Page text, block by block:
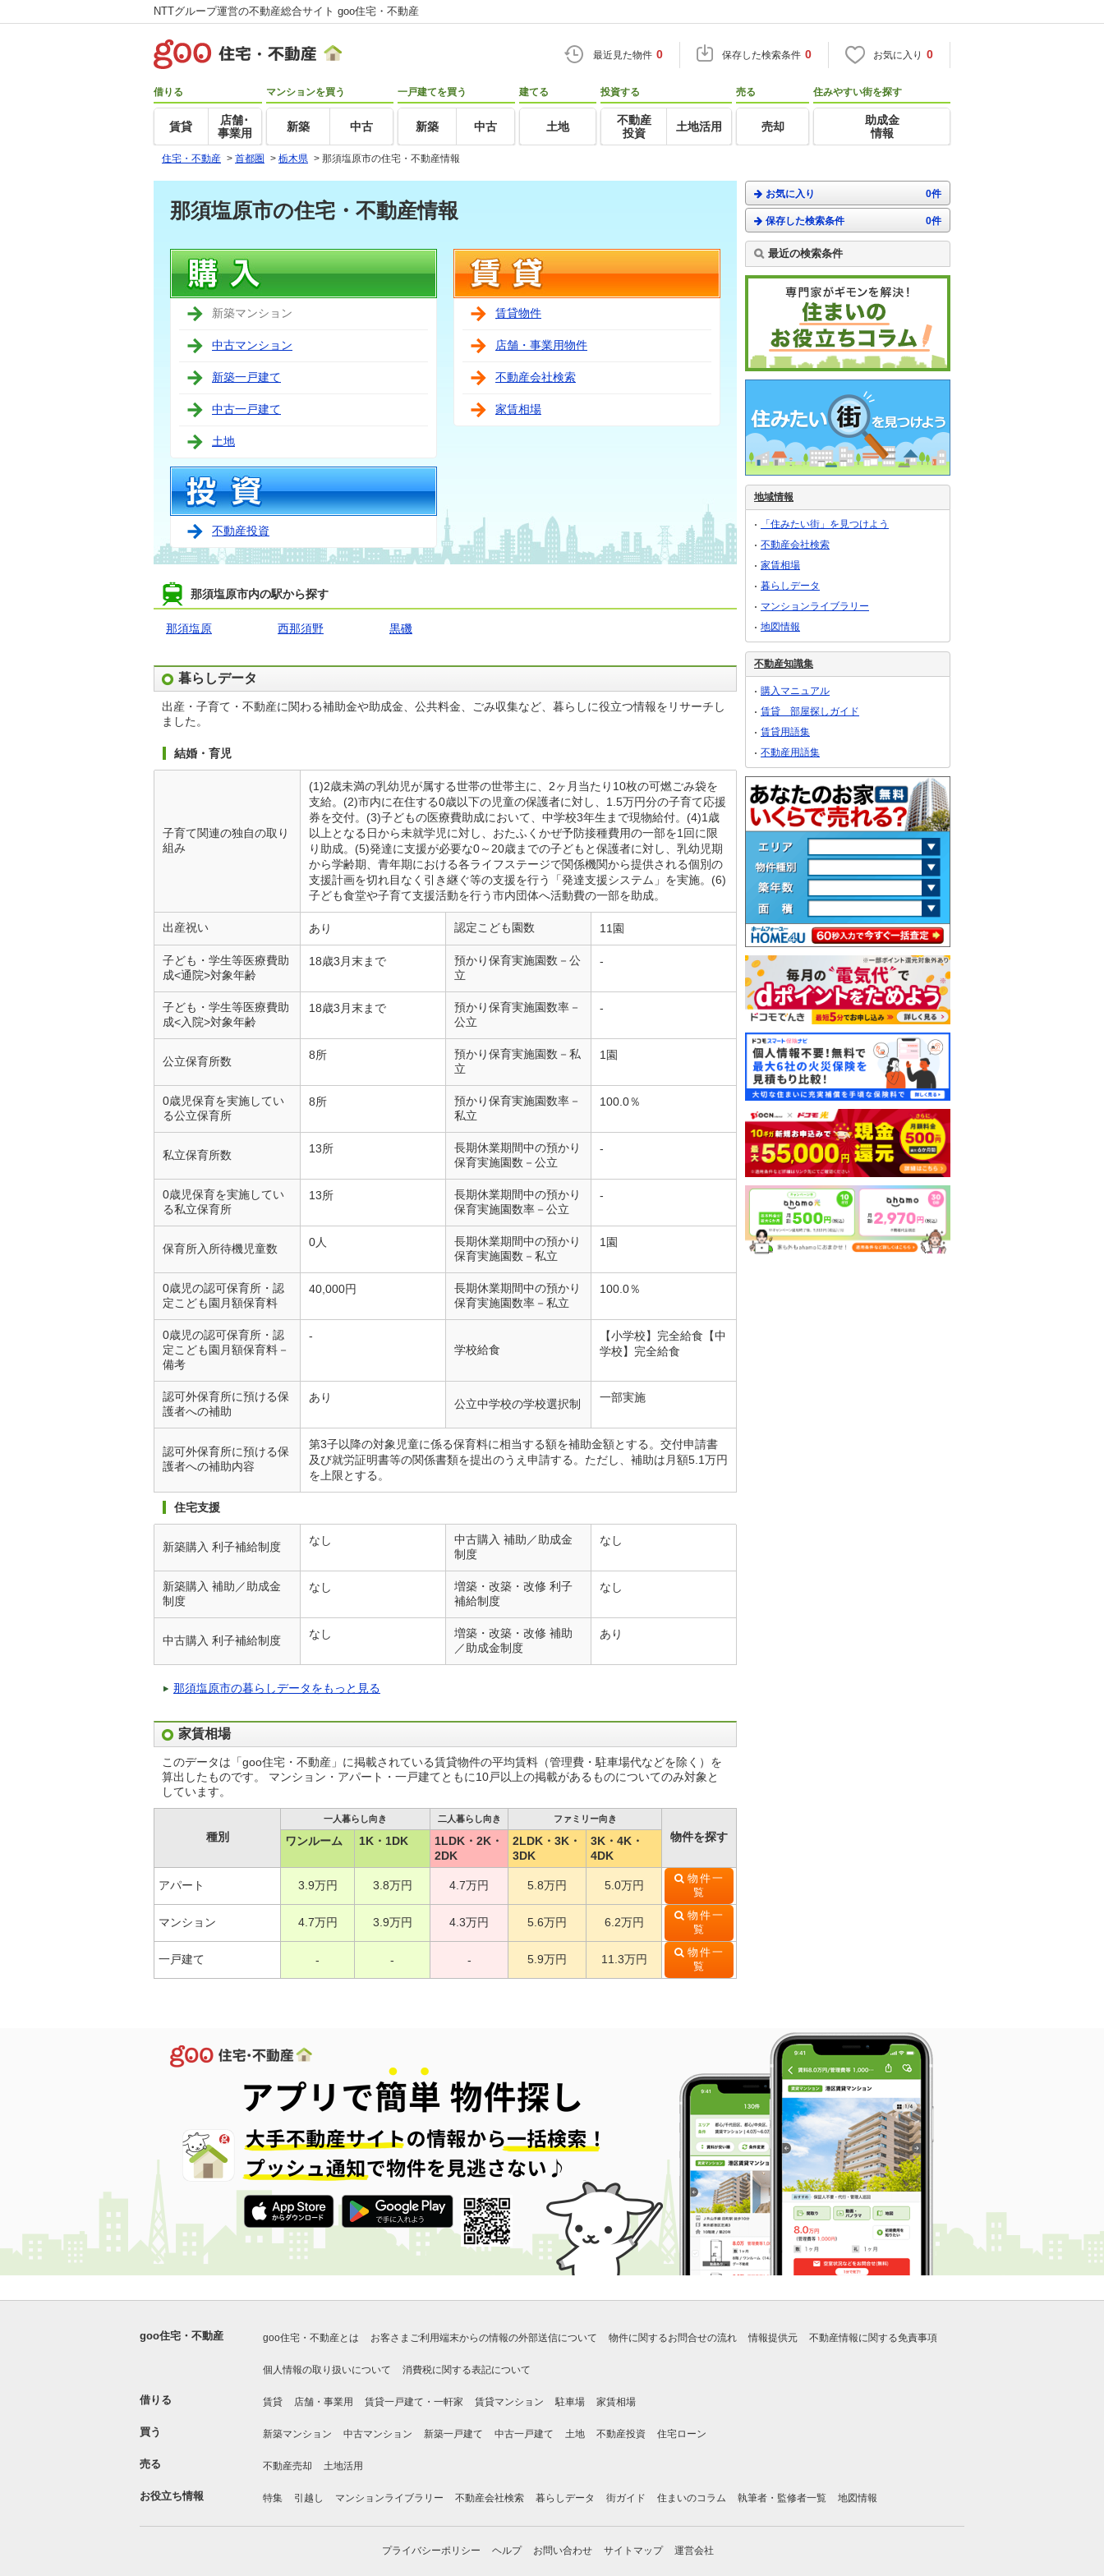
NTTグループ運営の不動産総合サイト goo住宅・不動産
最近見た物件 0 保存した検索条件 0 お気に入り 0
借りる
賃貸
店舗･
事業用
マンションを買う
新築 中古
一戸建てを買う
新築 中古
建てる
土地
投資する
不動産
投資
土地活用
売る
売却
住みやすい街を探す
助成金
情報
住宅・不動産 > 首都圏 > 栃木県 > 那須塩原市の住宅・不動産情報
那須塩原市の住宅・不動産情報
新築マンション
中古マンション
新築一戸建て
中古一戸建て
土地
不動産投資
賃貸物件
店舗・事業用物件
不動産会社検索
家賃相場
那須塩原市内の駅から探す
那須塩原 西那須野 黒磯
暮らしデータ
出産・子育て・不動産に関わる補助金や助成金、公共料金、ごみ収集など、暮らしに役立つ情報をリサーチし
ました。
結婚・育児
子育て関連の独自の取り
組み
(1)2歳未満の乳幼児が属する世帯の世帯主に、2ヶ月当たり10枚の可燃ごみ袋を
支給。(2)市内に在住する0歳以下の児童の保護者に対し、1.5万円分の子育て応援
券を交付。(3)子どもの医療費助成において、中学校3年生まで現物給付。(4)1歳
以上となる日から未就学児に対し、おたふくかぜ予防接種費用の一部を1回に限
り助成。(5)発達に支援が必要な0～20歳までの子どもと保護者に対し、乳幼児期
から学齢期、青年期における各ライフステージで関係機関から提供される個別の
支援計画を切れ目なく引き継ぐ等の支援を行う「発達支援システム」を実施。(6)
子ども食堂や子育て支援活動を行う市内団体へ活動費の一部を助成。
出産祝い あり 認定こども園数 11園
子ども・学生等医療費助
成<通院>対象年齢
18歳3月末まで
預かり保育実施園数－公
立
-
子ども・学生等医療費助
成<入院>対象年齢
18歳3月末まで
預かり保育実施園数率－
公立
-
公立保育所数 8所
預かり保育実施園数－私
立
1園
0歳児保育を実施してい
る公立保育所
8所
預かり保育実施園数率－
私立
100.0％
私立保育所数 13所
長期休業期間中の預かり
保育実施園数－公立
-
0歳児保育を実施してい
る私立保育所
13所
長期休業期間中の預かり
保育実施園数率－公立
-
保育所入所待機児童数 0人
長期休業期間中の預かり
保育実施園数－私立
1園
0歳児の認可保育所・認
定こども園月額保育料
40,000円
長期休業期間中の預かり
保育実施園数率－私立
100.0％
0歳児の認可保育所・認
定こども園月額保育料－
備考
-
学校給食
【小学校】完全給食【中
学校】完全給食
認可外保育所に預ける保
護者への補助
あり 公立中学校の学校選択制 一部実施
認可外保育所に預ける保
護者への補助内容
第3子以降の対象児童に係る保育料に相当する額を補助金額とする。交付申請書
及び就労証明書等の関係書類を提出のうえ申請する。ただし、補助は月額5.1万円
を上限とする。
住宅支援
新築購入 利子補給制度 なし
中古購入 補助／助成金
制度
なし
新築購入 補助／助成金
制度
なし
増築・改築・改修 利子
補給制度
なし
中古購入 利子補給制度 なし
増築・改築・改修 補助
／助成金制度
あり
那須塩原市の暮らしデータをもっと見る
家賃相場
このデータは「goo住宅・不動産」に掲載されている賃貸物件の平均賃料（管理費・駐車場代などを除く）を
算出したものです。 マンション・アパート・一戸建てともに10戸以上の掲載があるものについてのみ対象と
しています。
種別
一人暮らし向き 二人暮らし向き ファミリー向き
物件を探す
ワンルーム 1K・1DK
1LDK・2K・
2DK
2LDK・3K・
3DK
3K・4K・
4DK
アパート 3.9万円 3.8万円 4.7万円 5.8万円 5.0万円
物件一
覧
マンション 4.7万円 3.9万円 4.3万円 5.6万円 6.2万円
物件一
覧
一戸建て - - - 5.9万円 11.3万円
物件一
覧
お気に入り 0件
保存した検索条件 0件
最近の検索条件
地域情報
「住みたい街」を見つけよう
不動産会社検索
家賃相場
暮らしデータ
マンションライブラリー
地図情報
不動産知識集
購入マニュアル
賃貸 部屋探しガイド
賃貸用語集
不動産用語集
goo住宅・不動産 goo住宅・不動産とは お客さまご利用端末からの情報の外部送信について 物件に関するお問合せの流れ 情報提供元 不動産情報に関する免責事項
個人情報の取り扱いについて 消費税に関する表記について
借りる 賃貸 店舗・事業用 賃貸一戸建て・一軒家 賃貸マンション 駐車場 家賃相場
買う 新築マンション 中古マンション 新築一戸建て 中古一戸建て 土地 不動産投資 住宅ローン
売る 不動産売却 土地活用
お役立ち情報 特集 引越し マンションライブラリー 不動産会社検索 暮らしデータ 街ガイド 住まいのコラム 執筆者・監修者一覧 地図情報
プライバシーポリシー ヘルプ お問い合わせ サイトマップ 運営会社